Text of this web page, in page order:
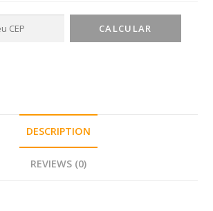
DESCRIPTION
REVIEWS (0)